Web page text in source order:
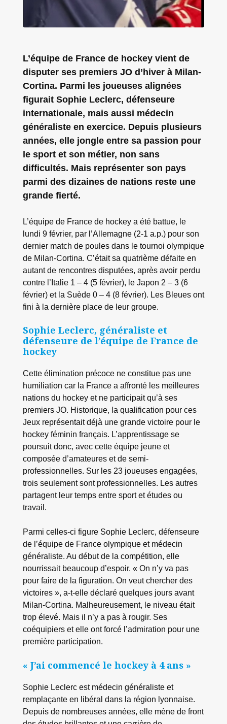
L’équipe de France de hockey vient de
disputer ses premiers JO d’hiver à Milan-
Cortina. Parmi les joueuses alignées
figurait Sophie Leclerc, défenseure
internationale, mais aussi médecin
généraliste en exercice. Depuis plusieurs
années, elle jongle entre sa passion pour
le sport et son métier, non sans
difficultés. Mais représenter son pays
parmi des dizaines de nations reste une
grande fierté.
L’équipe de France de hockey a été battue, le
lundi 9 février, par l’Allemagne (2-1 a.p.) pour son
dernier match de poules dans le tournoi olympique
de Milan-Cortina. C’était sa quatrième défaite en
autant de rencontres disputées, après avoir perdu
contre l’Italie 1 – 4 (5 février), le Japon 2 – 3 (6
février) et la Suède 0 – 4 (8 février). Les Bleues ont
fini à la dernière place de leur groupe.
Sophie Leclerc, généraliste et
défenseure de l’équipe de France de
hockey
Cette élimination précoce ne constitue pas une
humiliation car la France a affronté les meilleures
nations du hockey et ne participait qu’à ses
premiers JO. Historique, la qualification pour ces
Jeux représentait déjà une grande victoire pour le
hockey féminin français. L’apprentissage se
poursuit donc, avec cette équipe jeune et
composée d’amateures et de semi-
professionnelles. Sur les 23 joueuses engagées,
trois seulement sont professionnelles. Les autres
partagent leur temps entre sport et études ou
travail.
Parmi celles-ci figure Sophie Leclerc, défenseure
de l’équipe de France olympique et médecin
généraliste. Au début de la compétition, elle
nourrissait beaucoup d’espoir. « On n’y va pas
pour faire de la figuration. On veut chercher des
victoires », a-t-elle déclaré quelques jours avant
Milan-Cortina. Malheureusement, le niveau était
trop élevé. Mais il n’y a pas à rougir. Ses
coéquipiers et elle ont forcé l’admiration pour une
première participation.
« J’ai commencé le hockey à 4 ans »
Sophie Leclerc est médecin généraliste et
remplaçante en libéral dans la région lyonnaise.
Depuis de nombreuses années, elle mène de front